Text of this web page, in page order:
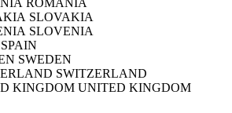
ROMANIA
SLOVAKIA
SLOVENIA
SPAIN
SWEDEN
SWITZERLAND
UNITED KINGDOM